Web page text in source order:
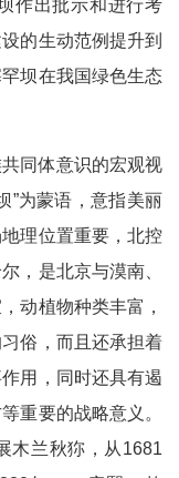
作出批示和进行考
的生动范例提升到
坝在我国绿色生态
同体意识的宏观视
”为蒙语，意指美丽
理位置重要，北控
，是北京与漠南、
动植物种类丰富，
俗，而且还承担着
用，同时还具有遏
重要的战略意义。
木兰秋狝，从1681